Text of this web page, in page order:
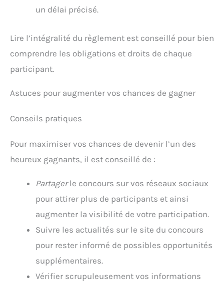
un délai précisé.
Lire l’intégralité du règlement est conseillé pour bien
comprendre les obligations et droits de chaque
participant.
Astuces pour augmenter vos chances de gagner
Conseils pratiques
Pour maximiser vos chances de devenir l’un des
heureux gagnants, il est conseillé de :
Partagerle concours sur vos réseaux sociaux
pour attirer plus de participants et ainsi
augmenter la visibilité de votre participation.
Suivre les actualités sur le site du concours
pour rester informé de possibles opportunités
supplémentaires.
Vérifier scrupuleusement vos informations